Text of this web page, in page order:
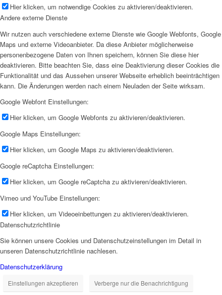
Hier klicken, um notwendige Cookies zu aktivieren/deaktivieren.
Andere externe Dienste
Wir nutzen auch verschiedene externe Dienste wie Google Webfonts, Google
Maps und externe Videoanbieter. Da diese Anbieter möglicherweise
personenbezogene Daten von Ihnen speichern, können Sie diese hier
deaktivieren. Bitte beachten Sie, dass eine Deaktivierung dieser Cookies die
Funktionalität und das Aussehen unserer Webseite erheblich beeinträchtigen
kann. Die Änderungen werden nach einem Neuladen der Seite wirksam.
Google Webfont Einstellungen:
Hier klicken, um Google Webfonts zu aktivieren/deaktivieren.
Google Maps Einstellungen:
Hier klicken, um Google Maps zu aktivieren/deaktivieren.
Google reCaptcha Einstellungen:
Hier klicken, um Google reCaptcha zu aktivieren/deaktivieren.
Vimeo und YouTube Einstellungen:
Hier klicken, um Videoeinbettungen zu aktivieren/deaktivieren.
Datenschutzrichtlinie
Sie können unsere Cookies und Datenschutzeinstellungen im Detail in
unseren Datenschutzrichtlinie nachlesen.
Datenschutzerklärung
Einstellungen akzeptieren Verberge nur die Benachrichtigung